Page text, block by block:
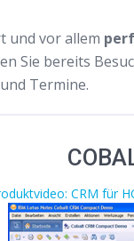
und vor allem
Sie bereits
Termine.
CRM für